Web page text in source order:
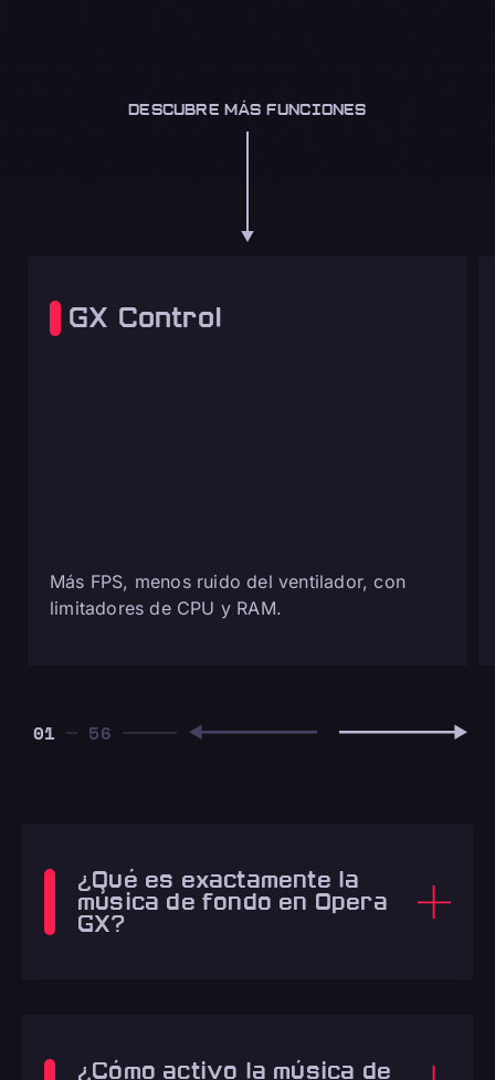
DESCUBRE MÁS FUNCIONES
GX Control
Más FPS, menos ruido del ventilador, con
limitadores de CPU y RAM.
01
¿Qué es exactamente la
música de fondo en Opera
GX?
¿Cómo activo la música de